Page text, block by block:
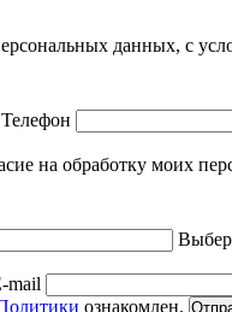
данных, с
Телефон
на обработку моих
mail
ознакомлен.